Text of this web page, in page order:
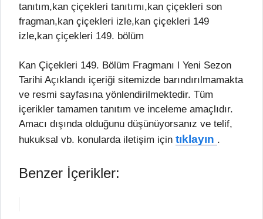
tanıtım,kan çiçekleri tanıtımı,kan çiçekleri son
fragman,kan çiçekleri izle,kan çiçekleri 149
izle,kan çiçekleri 149. bölüm
Kan Çiçekleri 149. Bölüm Fragmanı l Yeni Sezon
Tarihi Açıklandı içeriği sitemizde barındırılmamakta
ve resmi sayfasına yönlendirilmektedir. Tüm
içerikler tamamen tanıtım ve inceleme amaçlıdır.
Amacı dışında olduğunu düşünüyorsanız ve telif,
hukuksal vb. konularda iletişim için tıklayın .
Benzer İçerikler: